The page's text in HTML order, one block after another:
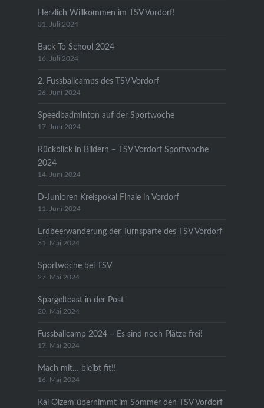
Herzlich Willkommen im TSV Vordorf!
31. Juli 2024
Back To School 2024
16. Juli 2024
2. Fussballcamps des TSV Vordorf
26. Juni 2024
Speedbadminton auf der Sportwoche
17. Juni 2024
Rückblick in Bildern – TSV Vordorf Sportwoche
2024
14. Juni 2024
D-Junioren Kreispokal Finale in Vordorf
11. Juni 2024
Erdbeerwanderung der Turnsparte des TSV Vordorf
31. Mai 2024
Sportwoche bei TSV
27. Mai 2024
Spargeltoast in der Post
20. Mai 2024
Fussballcamp 2024 – Es sind noch Plätze frei!
17. Mai 2024
Mach mit… bleibt fit!!
16. Mai 2024
Kai Olzem übernimmt im Sommer den TSV Vordorf